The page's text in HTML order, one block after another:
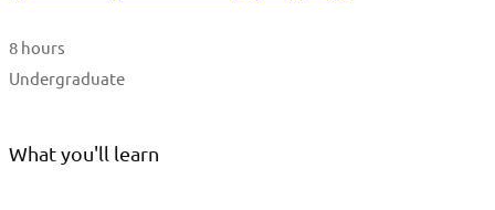
8 hours
Undergraduate
What you'll learn